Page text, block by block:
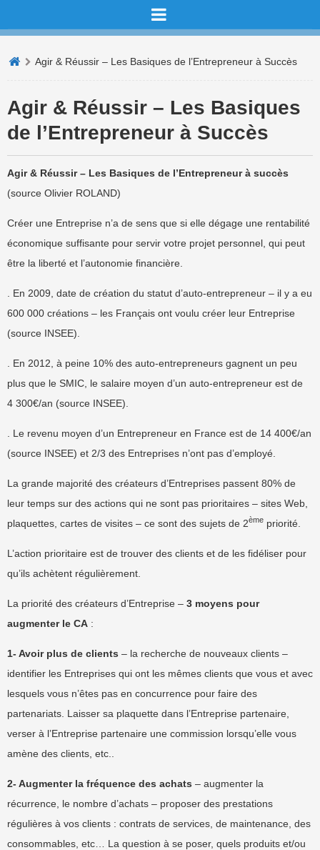
Agir & Réussir – Les Basiques de l’Entrepreneur à Succès
Agir & Réussir – Les Basiques
de l’Entrepreneur à Succès
Agir & Réussir – Les Basiques de l’Entrepreneur à succès
(source Olivier ROLAND)
Créer une Entreprise n’a de sens que si elle dégage une rentabilité
économique suffisante pour servir votre projet personnel, qui peut
être la liberté et l’autonomie financière.
. En 2009, date de création du statut d’auto-entrepreneur – il y a eu
600 000 créations – les Français ont voulu créer leur Entreprise
(source INSEE).
. En 2012, à peine 10% des auto-entrepreneurs gagnent un peu
plus que le SMIC, le salaire moyen d’un auto-entrepreneur est de
4 300€/an (source INSEE).
. Le revenu moyen d’un Entrepreneur en France est de 14 400€/an
(source INSEE) et 2/3 des Entreprises n’ont pas d’employé.
La grande majorité des créateurs d’Entreprises passent 80% de
leur temps sur des actions qui ne sont pas prioritaires – sites Web,
plaquettes, cartes de visites – ce sont des sujets de 2ème priorité.
L’action prioritaire est de trouver des clients et de les fidéliser pour
qu’ils achètent régulièrement.
La priorité des créateurs d’Entreprise – 3 moyens pour
augmenter le CA :
1- Avoir plus de clients – la recherche de nouveaux clients –
identifier les Entreprises qui ont les mêmes clients que vous et avec
lesquels vous n’êtes pas en concurrence pour faire des
partenariats. Laisser sa plaquette dans l’Entreprise partenaire,
verser à l’Entreprise partenaire une commission lorsqu’elle vous
amène des clients, etc..
2- Augmenter la fréquence des achats – augmenter la
récurrence, le nombre d’achats – proposer des prestations
régulières à vos clients : contrats de services, de maintenance, des
consommables, etc… La question à se poser, quels produits et/ou